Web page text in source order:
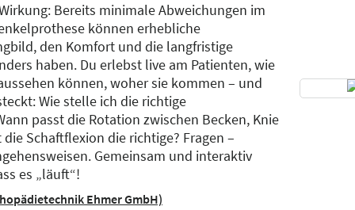
Bereits minimale Abweichungen im
können erhebliche
den Komfort und die langfristige
haben. Du erlebst live am Patienten, wie
können, woher sie kommen – und
Wie stelle ich die richtige
passt die Rotation zwischen Becken, Knie
Schaftflexion die richtige? Fragen –
Gemeinsam und interaktiv
es „läuft“!
Ehmer GmbH)